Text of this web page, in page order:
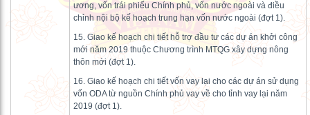
ương, vốn trái phiếu Chính phủ, vốn nước ngoài và điều
chỉnh nội bộ kế hoạch trung hạn vốn nước ngoài (đợt 1).
15. Giao kế hoạch chi tiết hỗ trợ đầu tư các dự án khởi công
mới năm 2019 thuộc Chương trình MTQG xây dựng nông
thôn mới (đợt 1).
16. Giao kế hoạch chi tiết vốn vay lại cho các dự án sử dụng
vốn ODA từ nguồn Chính phủ vay về cho tỉnh vay lại năm
2019 (đợt 1).